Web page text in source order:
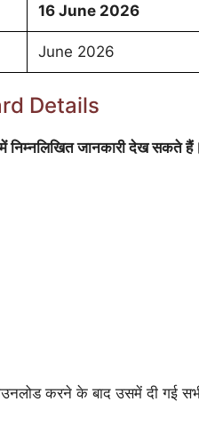
16 June 2026
June 2026
Details
निम्नलिखित जानकारी देख सकते
करने के बाद उसमें दी गई